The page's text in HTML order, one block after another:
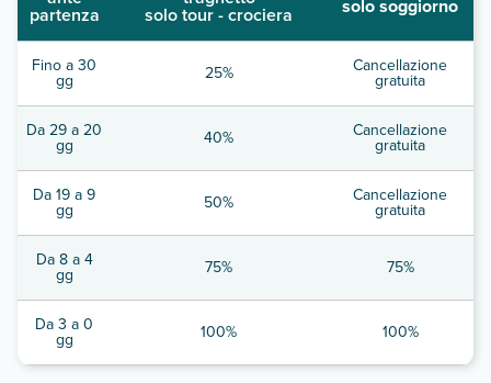
partenza solo tour - crociera solo soggiorno
Fino a 30
gg 25% Cancellazione
gratuita
Da 29 a 20
gg 40% Cancellazione
gratuita
Da 19 a 9
gg 50% Cancellazione
gratuita
Da 8 a 4
gg 75% 75%
Da 3 a 0
gg 100% 100%